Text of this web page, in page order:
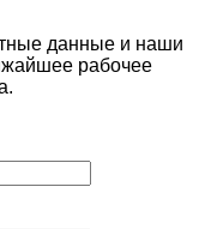
данные и наши
рабочее